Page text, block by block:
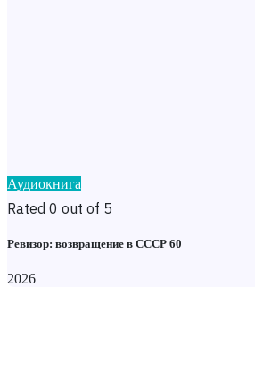
Аудиокнига
Rated 0 out of 5
Ревизор: возвращение в СССР 60
2026